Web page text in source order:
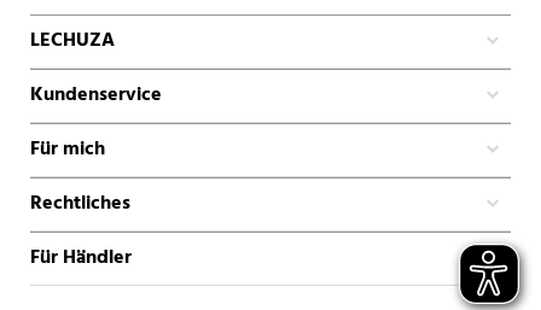
LECHUZA
Kundenservice
Für mich
Rechtliches
Für Händler